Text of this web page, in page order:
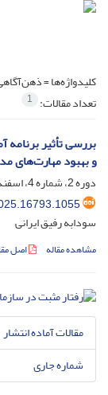
کلیدواژه‌ها =
تعداد مقالات: 1
بررسی تأثیر
و بهبود مهارت‌های
دوره 2، شماره 4، اسفند 1403، صفحه
سودابه رفیق ایرانی
مشاهده مقاله اصل
مقالات آماده انتشار
شماره جاری